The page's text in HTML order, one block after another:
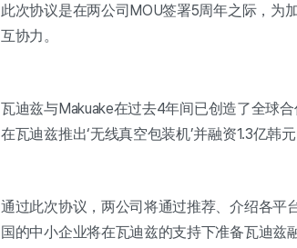
此次协议是在两公司MOU签署5周年之际，为
互协力。
瓦迪兹与Makuake在过去4年间已创造了全球
在瓦迪兹推出‘无线真空包装机’并融资1.3亿韩
通过此次协议，两公司将通过推荐、介绍各平
国的中小企业将在瓦迪兹的支持下准备瓦迪兹